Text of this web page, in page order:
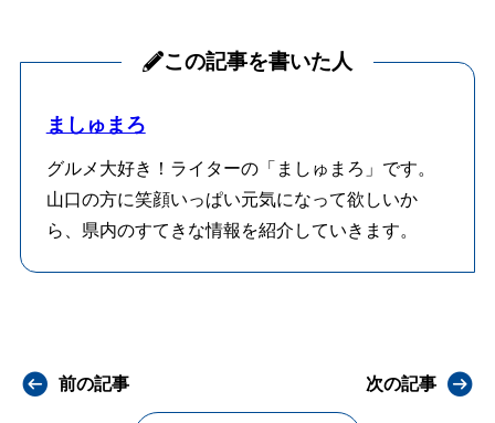
この記事を書いた人
ましゅまろ
グルメ大好き！ライターの「ましゅまろ」です。
山口の方に笑顔いっぱい元気になって欲しいか
ら、県内のすてきな情報を紹介していきます。
前の記事 次の記事